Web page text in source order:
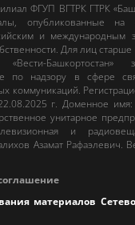
ФГУП ВГТРК ГТРК
опубликованные на
и международным
Для лиц старше
Башкортостан»
по надзору в сфере
коммуникаций.
г. Доменное
унитарное
и
Азамат Рафаэлевич.
материалов